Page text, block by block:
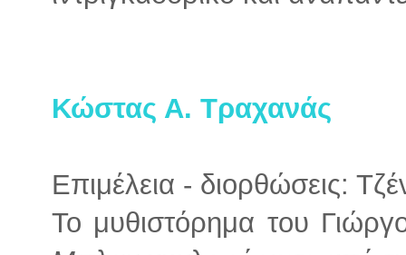
Κώστας Α. Τραχανάς
Επιμέλεια - διορθώσεις:
Το μυθιστόρημα του